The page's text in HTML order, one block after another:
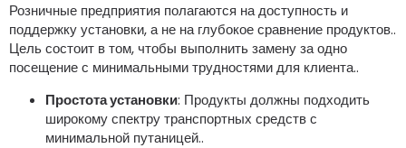
Розничные предприятия полагаются на доступность и
поддержку установки, а не на глубокое сравнение продуктов..
Цель состоит в том, чтобы выполнить замену за одно
посещение с минимальными трудностями для клиента..
Простота установки: Продукты должны подходить
широкому спектру транспортных средств с
минимальной путаницей..